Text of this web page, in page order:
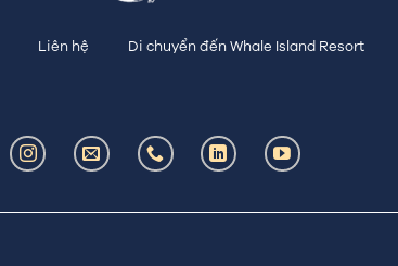
Liên hệ Di chuyển đến Whale Island Resort